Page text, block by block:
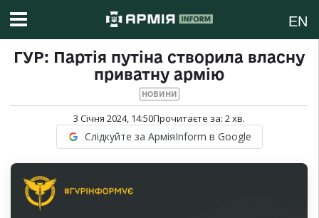
EN
ГУР: Партія путіна створила власну
приватну армію
НОВИНИ
3 Січня 2024, 14:50Прочитаєте за: 2хв.
Слідкуйте за АрміяInform в Google